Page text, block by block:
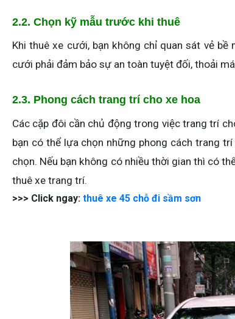
2.2. Chọn kỹ mẫu trước khi thuê
Khi thuê xe cưới, bạn không chỉ quan sát vẻ
cưới phải đảm bảo sự an toàn tuyệt đối, thoải
2.3. Phong cách trang trí cho xe hoa
Các cặp đôi cần chủ động trong việc trang trí
bạn có thể lựa chọn những phong cách trang
chọn. Nếu bạn không có nhiều thời gian thì có
thuê xe trang trí.
>>> Click ngay: thuê xe 45 chỗ đi sầm sơn